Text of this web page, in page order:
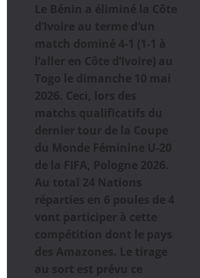
Le Bénin a éliminé la Côte
d’Ivoire au terme d’un
match dominé 4-1 (1-1 à
l’aller en Côte d’Ivoire) au
Togo le dimanche 10 mai
2026. Ceci, lors des
matchs qualificatifs du
dernier tour de la Coupe
du Monde Féminine U-20
de la FIFA, Pologne 2026.
Au total 24 Nations
réparties en 6 poules de 4
vont participer à cette
compétition dont le pays
des Amazones. Le tirage
au sort est prévu ce